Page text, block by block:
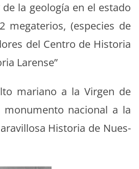
la geología en el esta­do
mega­te­rios, (especies de
del Cen­tro de His­to­ria
Larense”
mar­i­ano a la Vir­gen de
nacional a la
His­to­ria de Nues­